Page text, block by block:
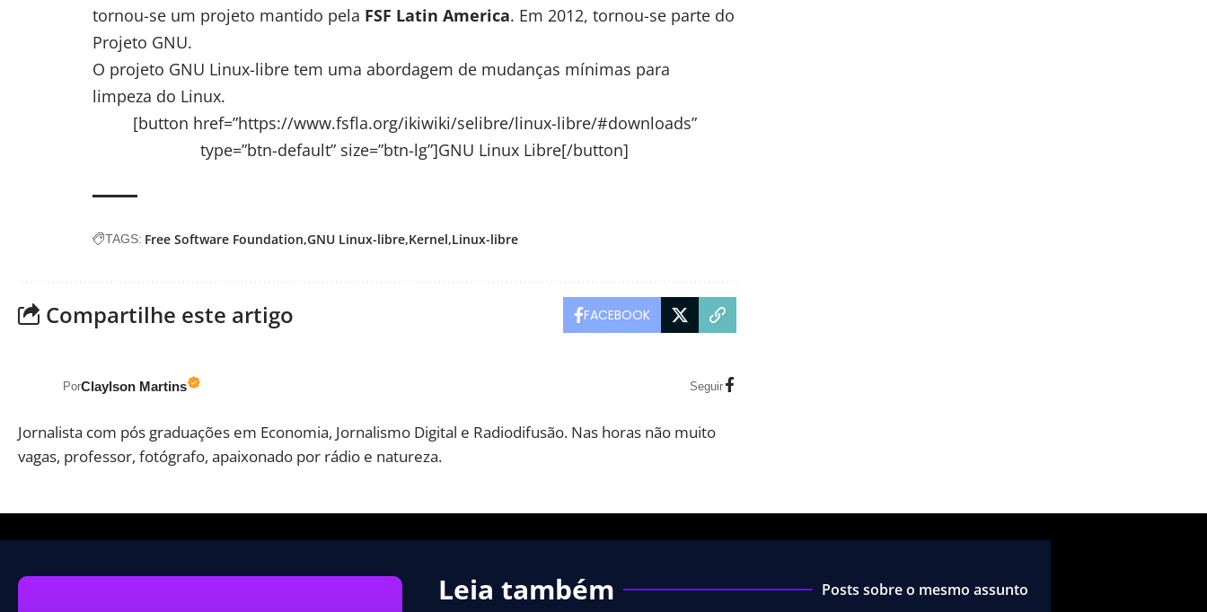
tornou-se um projeto mantido pela FSF Latin America. Em 2012, tornou-se parte do
Projeto GNU.
O projeto GNU Linux-libre tem uma abordagem de mudanças mínimas para
limpeza do Linux.
[button href=”https://www.fsfla.org/ikiwiki/selibre/linux-libre/#downloads”
type=”btn-default” size=”btn-lg”]GNU Linux Libre[/button]
TAGS: Free Software Foundation GNU Linux-libre Kernel Linux-libre
Compartilhe este artigo FACEBOOK
PorClaylson Martins Seguir
Jornalista com pós graduações em Economia, Jornalismo Digital e Radiodifusão. Nas horas não muito
vagas, professor, fotógrafo, apaixonado por rádio e natureza.
Leia também Posts sobre o mesmo assunto